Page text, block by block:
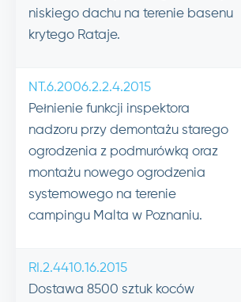
niskiego dachu na terenie basenu
krytego Rataje.
NT.6.2006.2.2.4.2015
Pełnienie funkcji inspektora
nadzoru przy demontażu starego
ogrodzenia z podmurówką oraz
montażu nowego ogrodzenia
systemowego na terenie
campingu Malta w Poznaniu.
RI.2.4410.16.2015
Dostawa 8500 sztuk koców